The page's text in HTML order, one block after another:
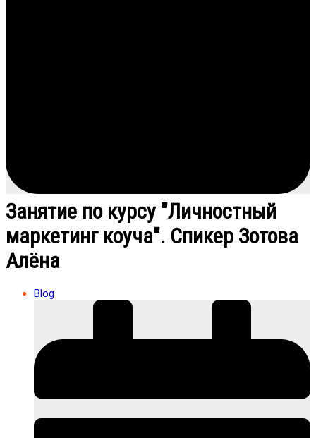
Занятие по курсу "Личностный
маркетинг коуча". Спикер Зотова
Алёна
Blog